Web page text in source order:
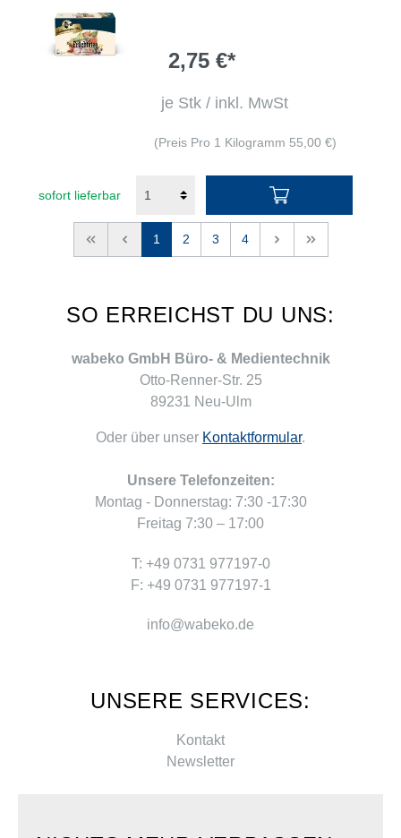
2,75 €*
je Stk / inkl. MwSt
(Preis Pro 1 Kilogramm 55,00 €)
sofort lieferbar
<< < 1 2 3 4 > >>
SO ERREICHST DU UNS:
wabeko GmbH Büro- & Medientechnik
Otto-Renner-Str. 25
89231 Neu-Ulm
Oder über unser Kontaktformular.
Unsere Telefonzeiten:
Montag - Donnerstag: 7:30 -17:30
Freitag 7:30 – 17:00
T: +49 0731 977197-0
F: +49 0731 977197-1
info@wabeko.de
UNSERE SERVICES:
Kontakt
Newsletter